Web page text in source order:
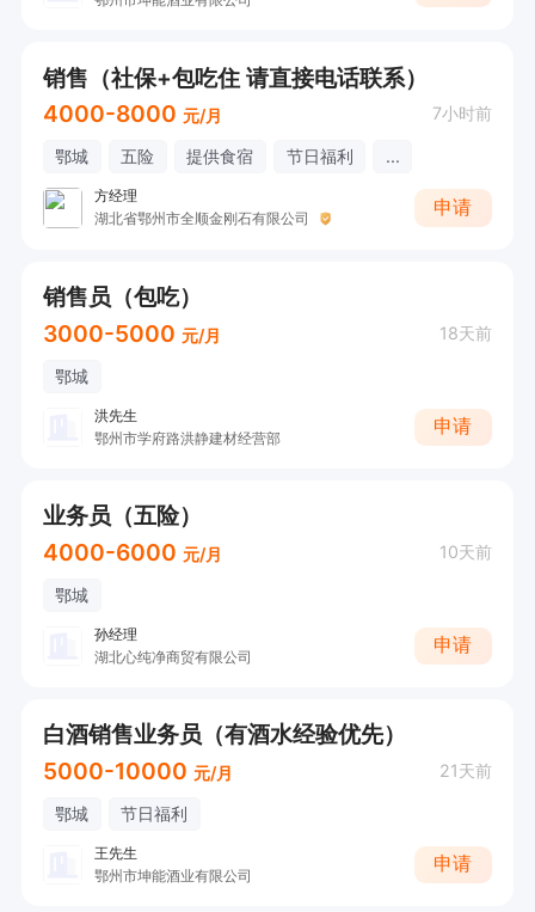
销售（社保+包吃住 请直接电话联系）
4000-8000 元/月 7小时前
鄂城 五险 提供食宿 节日福利 ...
方经理
湖北省鄂州市全顺金刚石有限公司
申请
销售员（包吃）
3000-5000 元/月 18天前
鄂城
洪先生
鄂州市学府路洪静建材经营部
申请
业务员（五险）
4000-6000 元/月 10天前
鄂城
孙经理
湖北心纯净商贸有限公司
申请
白酒销售业务员（有酒水经验优先）
5000-10000 元/月 21天前
鄂城 节日福利
王先生
鄂州市坤能酒业有限公司
申请